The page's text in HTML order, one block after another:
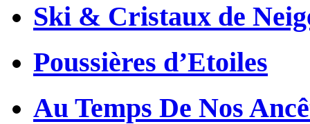
Ski & Cristaux de
Poussières d’Etoiles
Au Temps De Nos